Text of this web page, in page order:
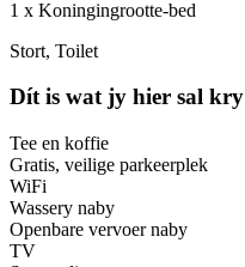
1 x Koningingrootte-bed
Stort, Toilet
Dít is wat jy hier sal kry
Tee en koffie
Gratis, veilige parkeerplek
WiFi
Wassery naby
Openbare vervoer naby
TV